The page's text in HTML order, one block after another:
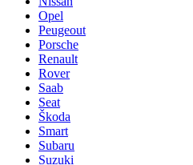
Opel
Peugeout
Porsche
Renault
Rover
Saab
Seat
Škoda
Smart
Subaru
Suzuki